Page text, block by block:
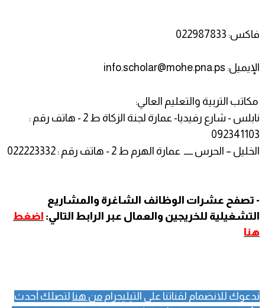
فاكس: 022987833
الإيميل: info.scholar@mohe.pna.ps
مكاتب التربية والتعليم العالي:
نابلس - شارع رفيديا- عمارة لجنة الزكاة ط 2 - هاتف رقم :
092341103
الخليل – الحرس ـــــ عمارة الهرم ط 2 - هاتف رقم : 022223332
- تصفح عشرات الوظائف الشاغرة والمشاريع
التشغيلية للخريجين والعمال عبر الرابط التالي: اضغط
هنا
ندعوك للانضمام لقناتنا على التيليجرام من هنا لتصلك أحدث